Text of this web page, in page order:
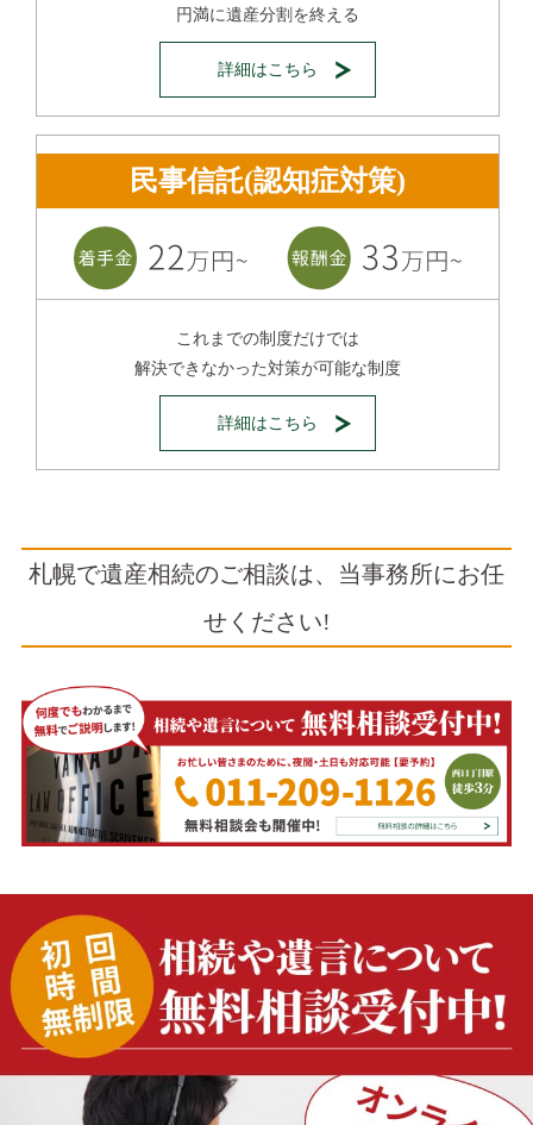
円満に遺産分割を終える
詳細はこちら
民事信託(認知症対策)
これまでの制度だけでは
解決できなかった対策が可能な制度
詳細はこちら
札幌で遺産相続のご相談は、当事務所にお任
せください!